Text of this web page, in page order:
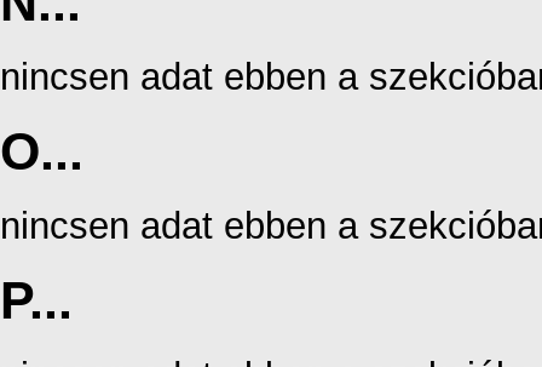
nincsen adat ebben a
O...
nincsen adat ebben a
P...